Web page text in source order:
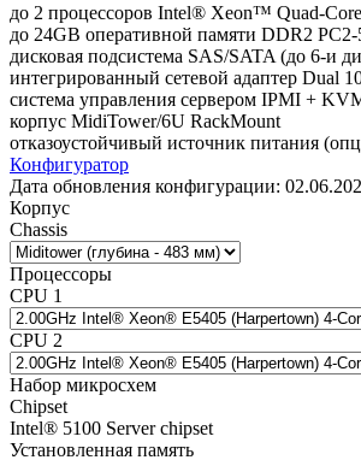
до 2 процессоров Intel® Xeon™ Quad-
до 24GB оперативной памяти DDR2 PC2-
дисковая подсистема SAS/SATA (до 6-и
интегрированный сетевой адаптер Dual
система управления сервером IPMI +
корпус MidiTower/6U RackMount
отказоустойчивый источник питания
Конфигуратор
Дата обновления конфигурации:
Корпус
Chassis
Процессоры
CPU 1
CPU 2
Набор микросхем
Chipset
Intel® 5100 Server chipset
Установленная память